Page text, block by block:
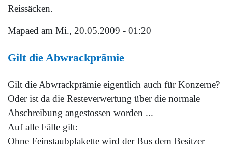
Reissäcken.
Mapaed am Mi., 20.05.2009 - 01:20
Gilt die Abwrackprämie
Gilt die Abwrackprämie eigentlich auch für Konzerne?
Oder ist da die Resteverwertung über die normale
Abschreibung angestossen worden ...
Auf alle Fälle gilt:
Ohne Feinstaubplakette wird der Bus dem Besitzer